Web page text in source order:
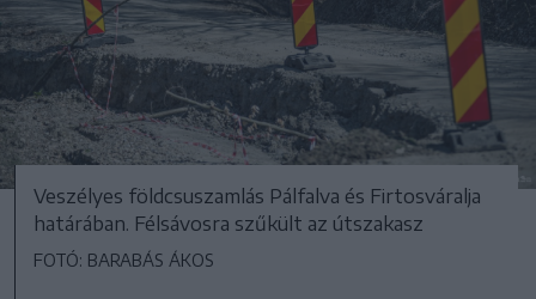
Veszélyes földcsuszamlás Pálfalva és Firtosváralja
határában. Félsávosra szűkült az útszakasz
FOTÓ: BARABÁS ÁKOS